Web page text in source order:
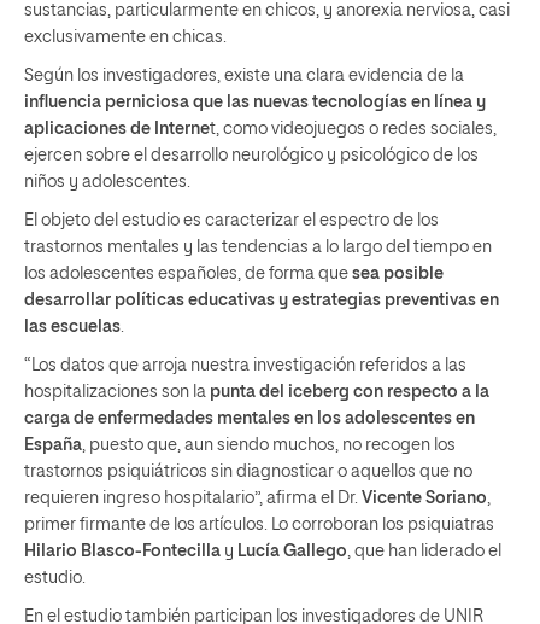
sustancias, particularmente en chicos, y anorexia nerviosa, casi
exclusivamente en chicas.
Según los investigadores, existe una clara evidencia de la
influencia perniciosa que las nuevas tecnologías en línea y
aplicaciones de Internet, como videojuegos o redes sociales,
ejercen sobre el desarrollo neurológico y psicológico de los
niños y adolescentes.
El objeto del estudio es caracterizar el espectro de los
trastornos mentales y las tendencias a lo largo del tiempo en
los adolescentes españoles, de forma que sea posible
desarrollar políticas educativas y estrategias preventivas en
las escuelas
“Los datos que arroja nuestra investigación referidos a las
hospitalizaciones son la punta del iceberg con respecto a la
carga de enfermedades mentales en los adolescentes en
España , puesto que, aun siendo muchos, no recogen los
trastornos psiquiátricos sin diagnosticar o aquellos que no
requieren ingreso hospitalario”, afirma el Dr. Vicente Soriano
primer firmante de los artículos. Lo corroboran los psiquiatras
Hilario Blasco-Fontecilla y Lucía Gallego , que han liderado el
estudio.
En el estudio también participan los investigadores de UNIR